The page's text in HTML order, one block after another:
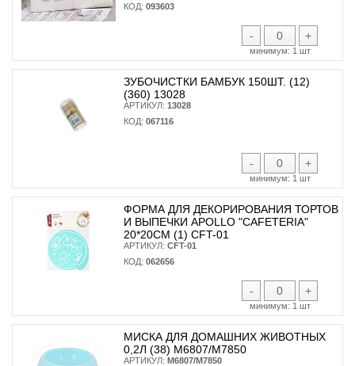
КОД: 093603
- +
минимум: 1 шт
ЗУБОЧИСТКИ БАМБУК 150ШТ. (12)
(360) 13028
АРТИКУЛ: 13028
КОД: 067116
- +
минимум: 1 шт
ФОРМА ДЛЯ ДЕКОРИРОВАНИЯ ТОРТОВ
И ВЫПЕЧКИ APOLLO "CAFETERIA"
20*20СМ (1) CFT-01
АРТИКУЛ: CFT-01
КОД: 062656
- +
минимум: 1 шт
МИСКА ДЛЯ ДОМАШНИХ ЖИВОТНЫХ
0,2Л (38) М6807/М7850
АРТИКУЛ: М6807/М7850